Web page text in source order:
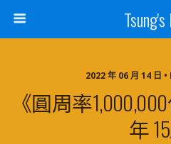
2022 年 06 月 14 日
《圓周率
年